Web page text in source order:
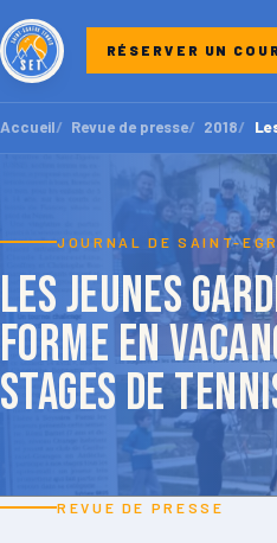
RÉSERVER UN
Accueil Revue de presse 2018
JOURNAL DE SAINT-
Les jeunes
forme en
stages de
REVUE DE PRESSE